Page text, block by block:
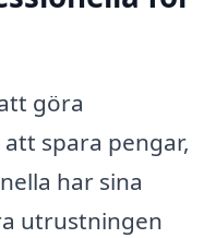
göra
spara pengar,
har sina
utrustningen